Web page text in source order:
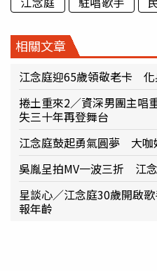
相關文章
江念庭迎65歲領敬老卡 化
捲土重來2／資深男團主
失三十年再登舞台
江念庭鼓起勇氣圓夢 大咖
吳胤呈拍MV一波三折 江
星談心／江念庭30歲開啟
報年齡